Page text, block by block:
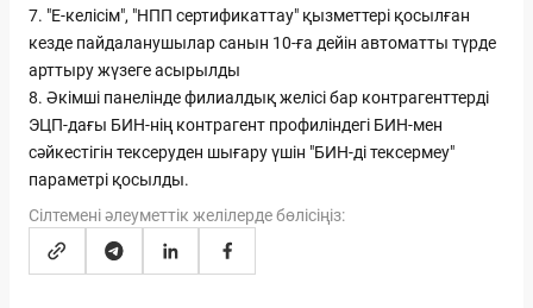
7. "Е-келісім", "НПП сертификаттау" қызметтері қосылған
кезде пайдаланушылар санын 10-ға дейін автоматты түрде
арттыру жүзеге асырылды
8. Әкімші панелінде филиалдық желісі бар контрагенттерді
ЭЦП-дағы БИН-нің контрагент профиліндегі БИН-мен
сәйкестігін тексеруден шығару үшін "БИН-ді тексермеу"
параметрі қосылды.
Сілтемені әлеуметтік желілерде бөлісіңіз: